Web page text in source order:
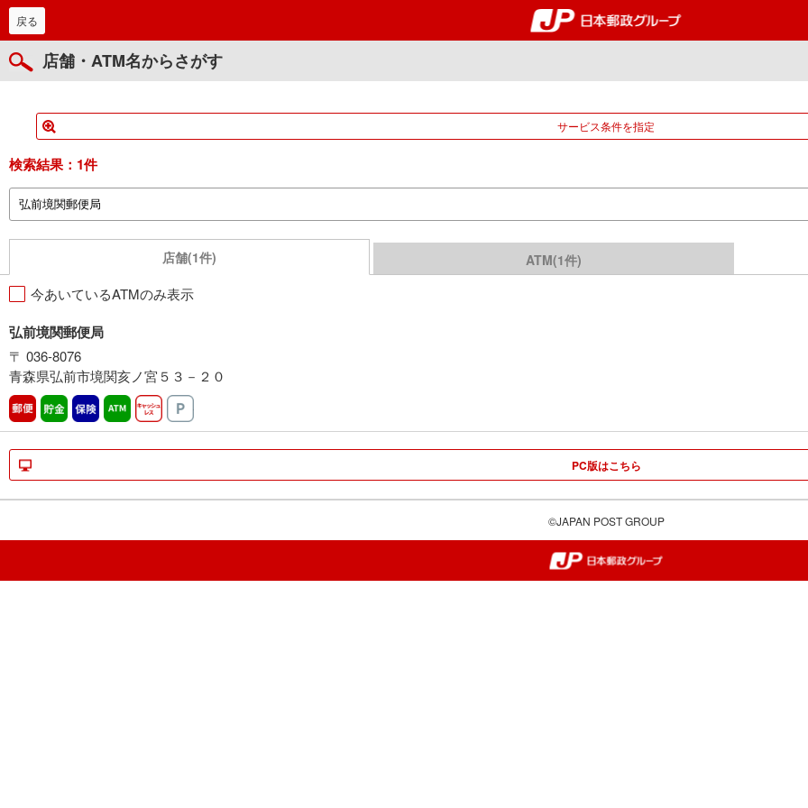
郵便局・日本郵政グループ
戻る
店舗・ATM名からさがす
サービス条件を指定
検索結果： 1件
店舗(1件) ATM(1件)
今あいているATMのみ表示
弘前境関郵便局
〒 036-8076
青森県弘前市境関亥ノ宮５３－２０
郵便 貯金 保険 ATM営業中キャッシュレス
PC版はこちら
©JAPAN POST GROUP